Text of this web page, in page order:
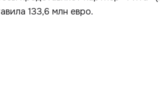
133,6 млн евро.